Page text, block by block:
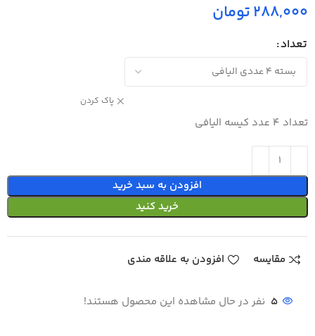
288,000 تومان
تعداد
پاک کردن
تعداد 4 عدد کیسه الیافی
افزودن به سبد خرید
خرید کنید
مقایسه افزودن به علاقه مندی
5 نفر در حال مشاهده این محصول هستند!